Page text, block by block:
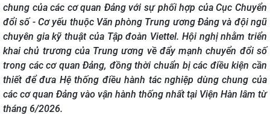
chung của các cơ quan Đảng với sự phối hợp của Cục Chuyển
đổi số - Cơ yếu thuộc Văn phòng Trung ương Đảng và đội ngũ
chuyên gia kỹ thuật của Tập đoàn Viettel. Hội nghị nhằm triển
khai chủ trương của Trung ương về đẩy mạnh chuyển đổi số
trong các cơ quan Đảng, đồng thời chuẩn bị các điều kiện cần
thiết để đưa Hệ thống điều hành tác nghiệp dùng chung của
các cơ quan Đảng vào vận hành thống nhất tại Viện Hàn lâm từ
tháng 6/2026.